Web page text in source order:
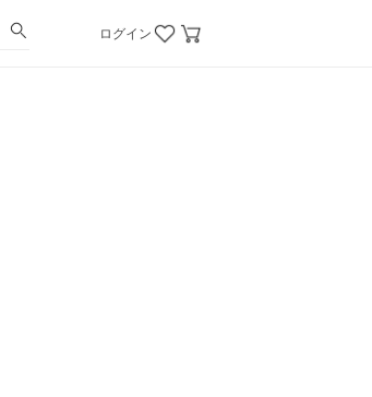
ログイン